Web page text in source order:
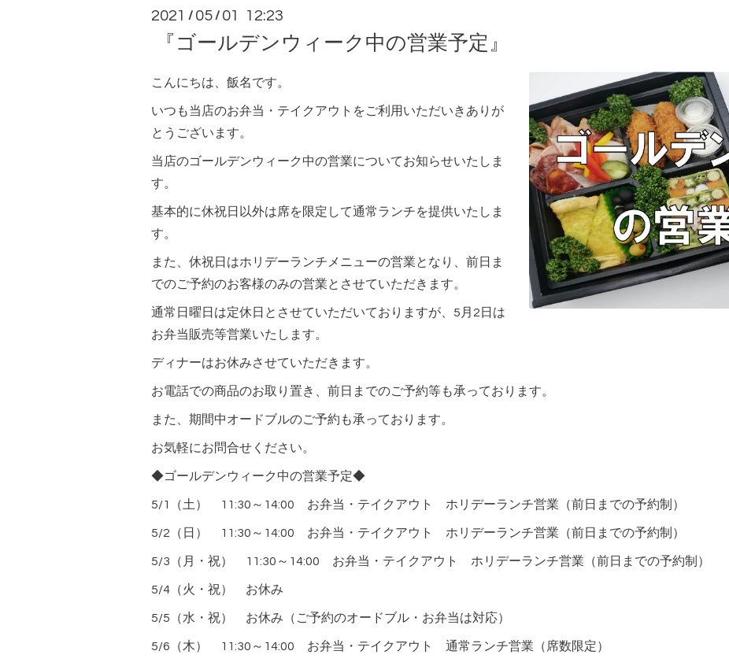
2021 / 05 / 01 12:23
『ゴールデンウィーク中の営業予定』
こんにちは、飯名です。
いつも当店のお弁当・テイクアウトをご利用いただいきありが
とうございます。
当店のゴールデンウィーク中の営業についてお知らせいたしま
す。
基本的に休祝日以外は席を限定して通常ランチを提供いたしま
す。
また、休祝日はホリデーランチメニューの営業となり、前日ま
でのご予約のお客様のみの営業とさせていただきます。
通常日曜日は定休日とさせていただいておりますが、5月2日は
お弁当販売等営業いたします。
ディナーはお休みさせていただきます。
お電話での商品のお取り置き、前日までのご予約等も承っております。
また、期間中オードブルのご予約も承っております。
お気軽にお問合せください。
◆ゴールデンウィーク中の営業予定◆
5/1（土） 11:30～14:00 お弁当・テイクアウト ホリデーランチ営業（前日までの予約制）
5/2（日） 11:30～14:00 お弁当・テイクアウト ホリデーランチ営業（前日までの予約制）
5/3（月・祝） 11:30～14:00 お弁当・テイクアウト ホリデーランチ営業（前日までの予約制）
5/4（火・祝） お休み
5/5（水・祝） お休み（ご予約のオードブル・お弁当は対応）
5/6（木） 11:30～14:00 お弁当・テイクアウト 通常ランチ営業（席数限定）